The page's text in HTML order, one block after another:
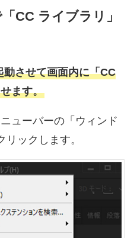
CC ライブラリ」
させて画面内に「CC
ます。
ューバーの「ウィンド
ックします。